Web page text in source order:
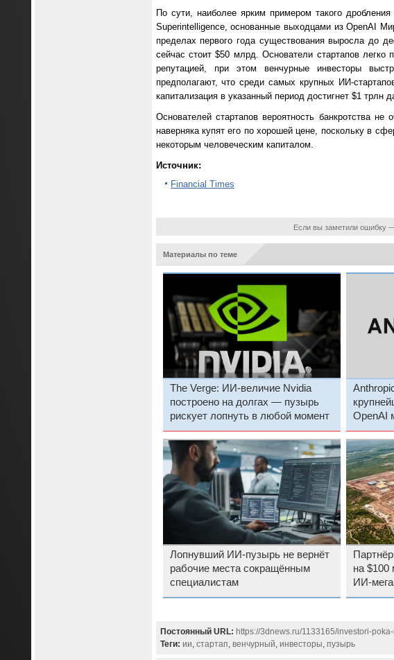
По сути, наиболее ярким примером такого
Superintelligence, основанные выходцами из OpenAI
пределах первого года существования выросла до
сейчас стоит $50 млрд. Основатели стартапов
репутацией, при этом венчурные инвесторы
предполагают, что среди самых крупных ИИ-
капитализация в указанный период достигнет $1 трлн
Основателей стартапов вероятность банкротства
наверняка купят его по хорошей цене, поскольку в
некоторым человеческим капиталом.
Источник:
Financial Times
Если вы заметили ошибку
Материалы по теме
The Verge: ИИ-величие Nvidia
построено на долгах — пузырь
рискует лопнуть в любой момент
OpenAI
биржу
Лопнувший ИИ-пузырь не вернёт
рабочие места сокращённым
специалистам
на $100
ИИ-
Постоянный URL: https://3dnews.ru/1133165/investori-
Теги: ии, стартап, венчурный, инвесторы, пузырь